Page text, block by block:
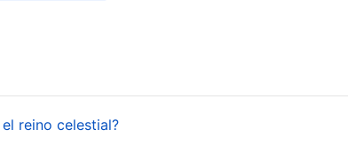
Antigüedad. Cuanto más verdadero es el
¿Cómo habría de resignarse Satanás a
Jesús, el Gobierno romano y el mundo
reino celestial?